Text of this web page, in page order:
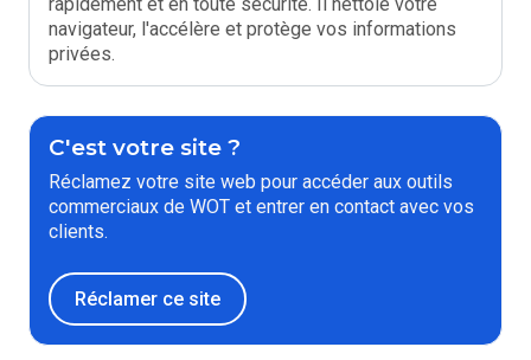
navigateur, l'accélère et protège vos informations
privées.
C'est votre site ?
Réclamez votre site web pour accéder aux outils
commerciaux de WOT et entrer en contact avec vos
clients.
Réclamer ce site